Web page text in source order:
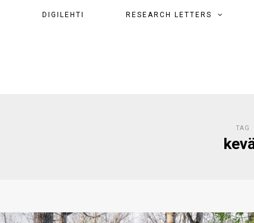
DIGILEHTI RESEARCH LETTERS
TAG